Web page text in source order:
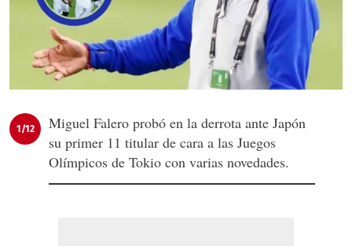
1/12
Miguel Falero probó en la derrota ante Japón
su primer 11 titular de cara a las Juegos
Olímpicos de Tokio con varias novedades.